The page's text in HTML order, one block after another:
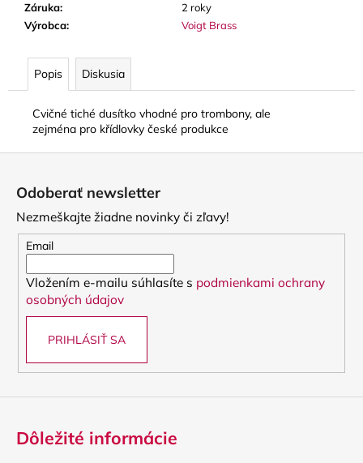
Záruka:
2 roky
Výrobca: Voigt Brass
Popis Diskusia
Cvičné tiché dusítko vhodné pro trombony, ale
zejména pro křídlovky české produkce
OPIERKA
NA
ĽAVÚ
RUKU
NA
PRIEČNU
FLAUTU
22
€
Odoberať newsletter
Nezmeškajte žiadne novinky či zľavy!
Email
Vložením e-mailu súhlasíte s podmienkami ochrany
osobných údajov
PRIHLÁSIŤ SA
Dôležité informácie